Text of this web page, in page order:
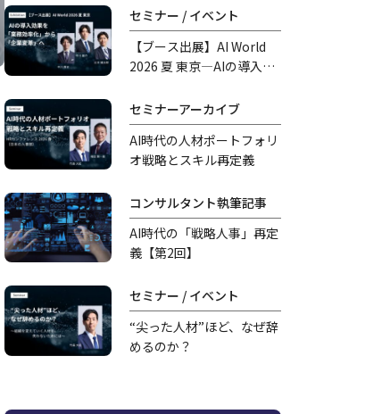
セミナー / イベント
【ブース出展】AI World
2026 夏 東京―AIの導入効
「企業変革」へ―
セミナーアーカイブ
AI時代の人材ポートフォリ
オ戦略とスキル再定義
コンサルタント執筆記事
AI時代の「戦略人事」再定
義【第2回】
セミナー / イベント
“尖った人材”ほど、なぜ辞
めるのか？